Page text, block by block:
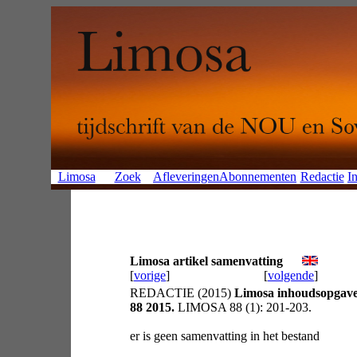
Limosa Zoek AfleveringenAbonnementen Redactie
Limosa artikel samenvatting
[vorige] [volgende]
REDACTIE (2015) Limosa
88 2015. LIMOSA 88 (1): 201-203.
er is geen samenvatting in het bestand